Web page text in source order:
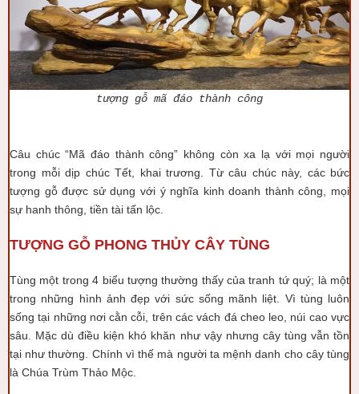
tượng gỗ mã đáo thành công
Câu chúc “Mã đáo thành công” không còn xa lạ với mọi người
trong mỗi dịp chúc Tết, khai trương. Từ câu chúc này, các bức
tượng gỗ được sử dụng với ý nghĩa kinh doanh thành công, mọi
sự hanh thông, tiền tài tấn lộc.
TƯỢNG GỖ PHONG THỦY CÂY TÙNG
Tùng một trong 4 biểu tượng thường thấy của tranh tứ quý; là một
trong những hình ảnh đẹp với sức sống mãnh liệt. Vì tùng luôn
sống tại những nơi cằn cỗi, trên các vách đá cheo leo, núi cao vực
sâu. Mặc dù điều kiện khó khăn như vậy nhưng cây tùng vẫn tồn
tại như thường. Chính vì thế mà người ta mệnh danh cho cây tùng
là Chúa Trùm Thảo Mộc.